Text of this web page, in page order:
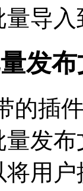
导入
发
的插
发
用